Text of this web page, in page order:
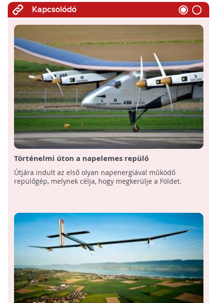
Kapcsolódó
Történelmi úton a napelemes repülő
Útjára indult az első olyan napenergiával működő
repülőgép, melynek célja, hogy megkerülje a Földet.